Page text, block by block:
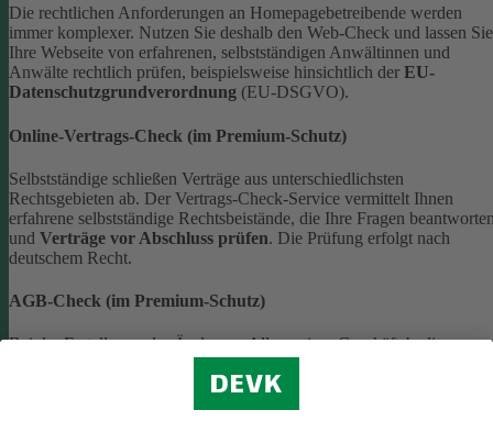
Die rechtlichen Anforderungen an Homepagebetreibende werden
immer komplexer. Nutzen Sie deshalb den Web-Check und lassen Sie
Ihre Webseite von erfahrenen, selbstständigen Anwältinnen und
Anwälte rechtlich prüfen, beispielsweise hinsichtlich der EU-
Datenschutzgrundverordnung (EU-DSGVO).
Online-Vertrags-Check (im Premium-Schutz)
Selbstständige schließen Verträge aus unterschiedlichsten
Rechtsgebieten ab. Der Vertrags-Check-Service vermittelt Ihnen
erfahrene selbstständige Rechtsbeistände, die Ihre Fragen
und Verträge vor Abschluss prüfen. Die Prüfung erfolgt nach
deutschem Recht.
AGB-Check (im Premium-Schutz)
Bei der Erstellung oder Änderung Allgemeiner
(AGB) ist eine Vielzahl rechtlicher Vorschriften zu beachten. Wir
helfen Ihnen dabei und vermitteln Ihnen versierte selbstständige